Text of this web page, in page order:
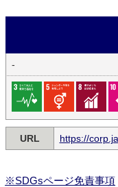
-
URL https://
※SDGsページ免責事項